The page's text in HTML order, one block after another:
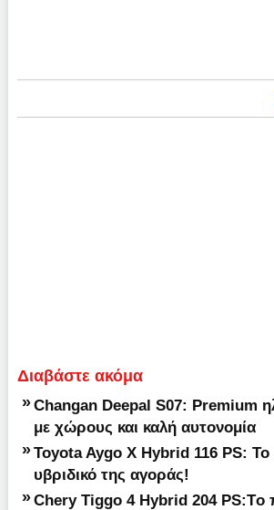
Διαβάστε ακόμα
» Changan Deepal S07: Premium
με χώρους και καλή αυτονομία
» Toyota Aygo X Hybrid 116 PS: Το
υβριδικό της αγοράς!
» Chery Tiggo 4 Hybrid 204 PS:Tο